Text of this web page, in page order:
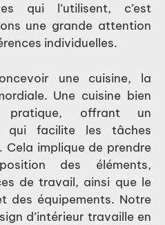
qui l’utilisent, c’est
une grande attention
individuelles.
une cuisine, la
Une cuisine bien
offrant un
qui facilite les tâches
Cela implique de prendre
des éléments,
de travail, ainsi que le
des équipements. Notre
d’intérieur travaille en